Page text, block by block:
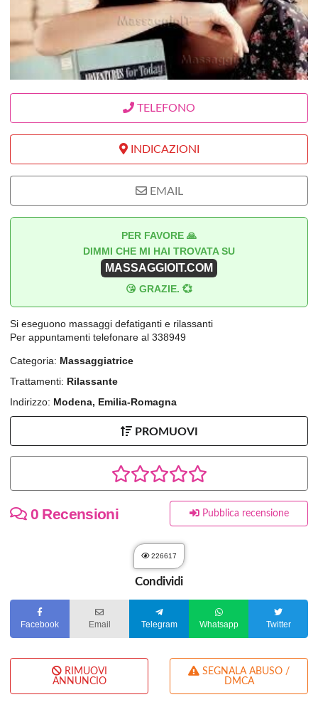
TELEFONO
INDICAZIONI
EMAIL
PER FAVORE 🙏
DIMMI CHE MI HAI TROVATA SU
MASSAGGIOIT.COM
😘 GRAZIE. 💞
Si eseguono massaggi defatiganti e rilassanti
Per appuntamenti telefonare al 338949
Categoria: Massaggiatrice
Trattamenti: Rilassante
Indirizzo: Modena, Emilia-Romagna
PROMUOVI
0 Recensioni Pubblica recensione
226617
Condividi
Facebook Email Telegram Whatsapp Twitter
RIMUOVI
ANNUNCIO
DMCA